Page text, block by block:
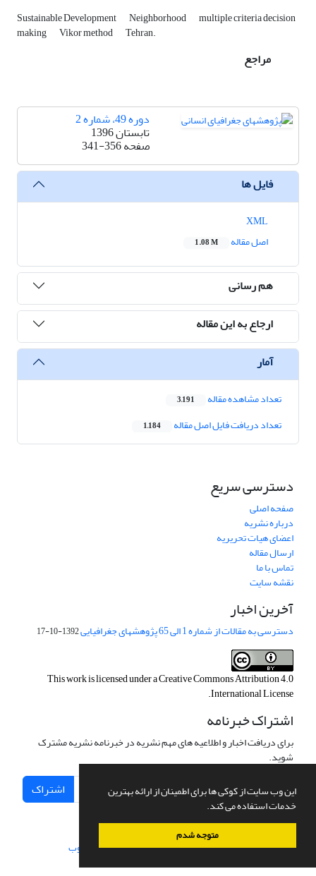
این وب سایت از کوکی ها برای اطمینان از ارائه بهترین
خدمات استفاده می کند.
متوجه شدم
Sustainable Development Neighborhood multiple criteria decision
making Vikor ‎method Tehran.‎
مراجع
دوره 49، شماره 2
تابستان 1396
صفحه341-356
فایل ها
اصل مقاله
1.08 M
هم رسانی
ارجاع به این مقاله
آمار
تعداد مشاهده مقاله 3,191
تعداد دریافت فایل اصل مقاله 1,184
دسترسی سریع
صفحه اصلی
درباره نشریه
اعضای هیات تحریریه
ارسال مقاله
تماس با ما
نقشه سایت
آخرین اخبار
دسترسی به مقالات از شماره 1 الی 65 پژوهشهای جغرافیایی 1392-10-17
This work is licensed under aCreative Commons Attribution 4.0
International License
.
اشتراک خبرنامه
برای دریافت اخبار و اطلاعیه های مهم نشریه در خبرنامه نشریه مشترک
شوید.
اشتراک
سامانه مدیریت نشریات علمی.طراحی و پیاده سازی از سیناوب